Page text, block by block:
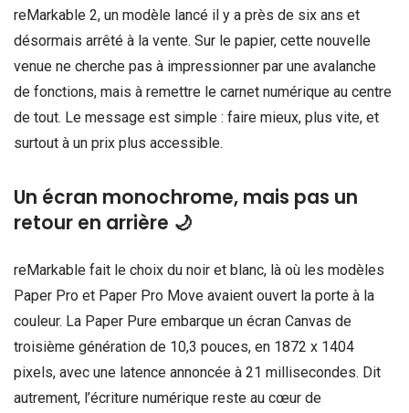
reMarkable 2, un modèle lancé il y a près de six ans et
désormais arrêté à la vente. Sur le papier, cette nouvelle
venue ne cherche pas à impressionner par une avalanche
de fonctions, mais à remettre le carnet numérique au centre
de tout. Le message est simple : faire mieux, plus vite, et
surtout à un prix plus accessible.
Un écran monochrome, mais pas un
retour en arrière 🌙
reMarkable fait le choix du noir et blanc, là où les modèles
Paper Pro et Paper Pro Move avaient ouvert la porte à la
couleur. La Paper Pure embarque un écran Canvas de
troisième génération de 10,3 pouces, en 1872 x 1404
pixels, avec une latence annoncée à 21 millisecondes. Dit
autrement, l’écriture numérique reste au cœur de